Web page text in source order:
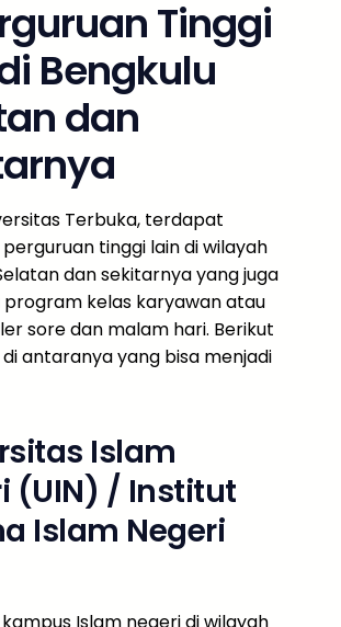
Tinggi
Bengkulu
dan
Terbuka, terdapat
tinggi lain di wilayah
dan sekitarnya yang juga
kelas karyawan atau
sore dan malam hari. Berikut
antaranya yang bisa menjadi
Islam
(UIN) / Institut
Islam Negeri